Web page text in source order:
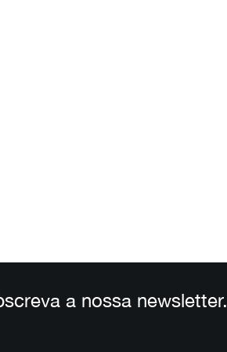
a nossa newsletter.